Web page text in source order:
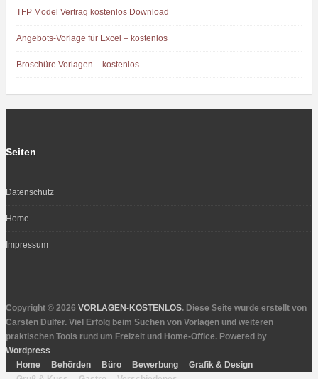
TFP Model Vertrag kostenlos Download
Angebots-Vorlage für Excel – kostenlos
Broschüre Vorlagen – kostenlos
Seiten
Datenschutz
Home
Impressum
Copyright © 2026 VORLAGEN-KOSTENLOS. Diese Seite wurde erstellt von
Carsten Dülfer. Viel Erfolg beim Suchen von Vorlagen und weiteren
praktischen Tools rund um Freizeit und Home-Office. Powered by
Wordpress
Home
Behörden Büro Bewerbung
Grafik & Design